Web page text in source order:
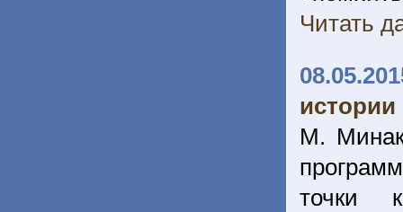
Читать
истории
М.
точки